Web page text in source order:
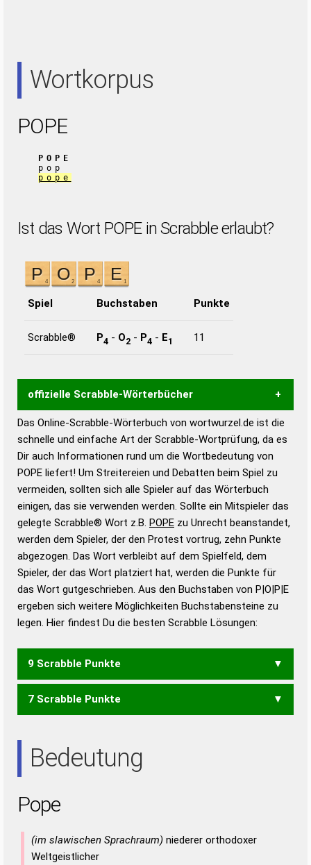
Wortkorpus
POPE
POPE
pop
pope
Ist das Wort POPE in Scrabble erlaubt?
Spiel Buchstaben Punkte
Scrabble® P4 - O2 - P4 - E1 11
offizielle Scrabble-Wörterbücher
Wortwurzel liefert mit Hilfe eines semantischen
Wortanalyse-Algorithmus gute Anhaltspunkte zu
Wortbedeutung, Worttrennung und Wortform, um die
Gültigkeit eines Wortes für das Scrabble-Spiel zu
bestimmen!
zugelassene Turnier Scrabble-
Wörterbücher sind:
Duden – Standardwerk in 12 Bänden
Duden – Richtiges und gutes
Deutsch
Duden – Die deutsche Grammatik
Duden – Deutsches
Universalwörterbuch
Das Online-Scrabble-Wörterbuch von wortwurzel.de ist die
schnelle und einfache Art der Scrabble-Wortprüfung, da es
Dir auch Informationen rund um die Wortbedeutung von
POPE liefert! Um Streitereien und Debatten beim Spiel zu
vermeiden, sollten sich alle Spieler auf das Wörterbuch
einigen, das sie verwenden werden. Sollte ein Mitspieler das
gelegte Scrabble® Wort z.B. POPE zu Unrecht beanstandet,
werden dem Spieler, der den Protest vortrug, zehn Punkte
abgezogen. Das Wort verbleibt auf dem Spielfeld, dem
Spieler, der das Wort platziert hat, werden die Punkte für
das Wort gutgeschrieben. Aus den Buchstaben von P|O|P|E
ergeben sich weitere Möglichkeiten Buchstabensteine zu
legen. Hier findest Du die besten Scrabble Lösungen:
9 Scrabble Punkte
PEP
7 Scrabble Punkte
Bedeutung
Pope
(im slawischen Sprachraum) niederer orthodoxer
Weltgeistlicher